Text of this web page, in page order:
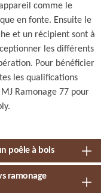
comme le
en fonte. Ensuite le
et un récipient sont à
les différents
Pour bénéficier
les qualifications
Ramonage 77 pour
poêle à bois
ramonage